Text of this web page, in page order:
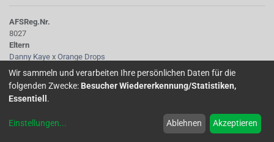
AFSReg.Nr.
8027
Eltern
Danny Kaye x Orange Drops
Tubus
Mittellang, etwas dicklich, weiß-orange
Sepalen
rot-orange, schmal, zurückgeschlagen
rot-orange
Wir sammeln und verarbeiten Ihre persönlichen Daten für die
folgenden Zwecke: Besucher Wiedererkennung/Statistiken,
Essentiell .
Einstellungen... Ablehnen Akzeptieren